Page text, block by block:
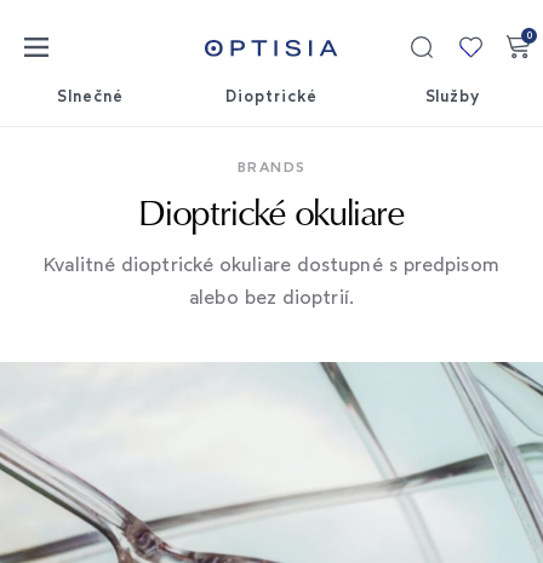
Slnečné Dioptrické Služby
Moja
0
BRANDS
Dioptrické okuliare
Kvalitné dioptrické okuliare dostupné s predpisom
alebo bez dioptrií.